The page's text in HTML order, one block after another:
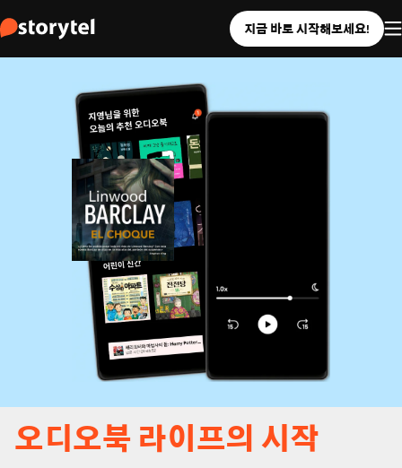
지금 바로 시작해보세요!
오디오북 라이프의 시작